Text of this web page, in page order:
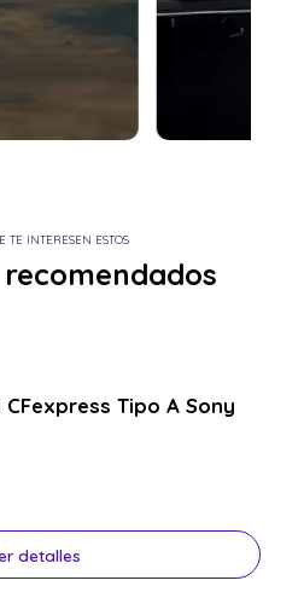
TE INTERESEN ESTOS
Tipo A Sony
detalles